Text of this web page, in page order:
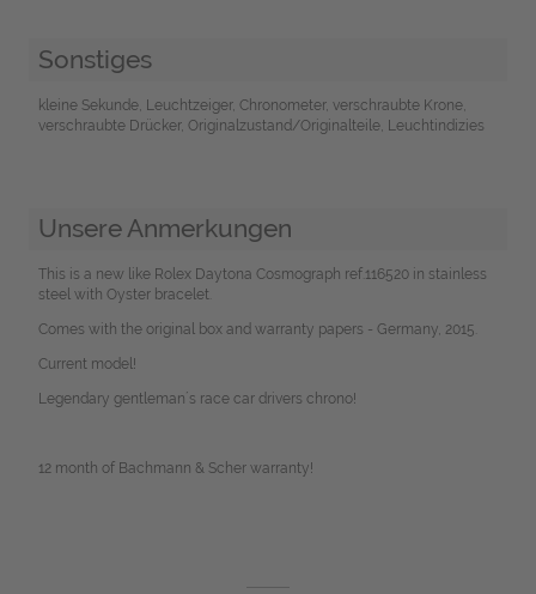
Sonstiges
kleine Sekunde, Leuchtzeiger, Chronometer, verschraubte Krone,
verschraubte Drücker, Originalzustand/Originalteile, Leuchtindizies
Unsere Anmerkungen
This is a new like Rolex Daytona Cosmograph ref.116520 in stainless
steel with Oyster bracelet.
Comes with the original box and warranty papers - Germany, 2015.
Current model!
Legendary gentleman´s race car drivers chrono!
12 month of Bachmann & Scher warranty!